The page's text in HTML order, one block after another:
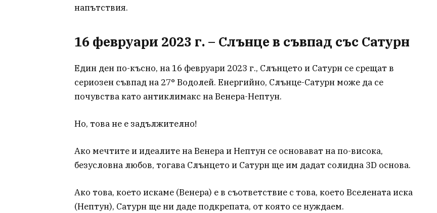
напътствия.
16 февруари 2023 г. – Слънце в съвпад със Сатурн
Един ден по-късно, на 16 февруари 2023 г., Слънцето и Сатурн се срещат в
сериозен съвпад на 27° Водолей. Енергийно, Слънце-Сатурн може да се
почувства като антиклимакс на Венера-Нептун.
Но, това не е задължително!
Ако мечтите и идеалите на Венера и Нептун се основават на по-висока,
безусловна любов, тогава Слънцето и Сатурн ще им дадат солидна 3D основа.
Ако това, което искаме (Венера) е в съответствие с това, което Вселената иска
(Нептун), Сатурн ще ни даде подкрепата, от която се нуждаем.